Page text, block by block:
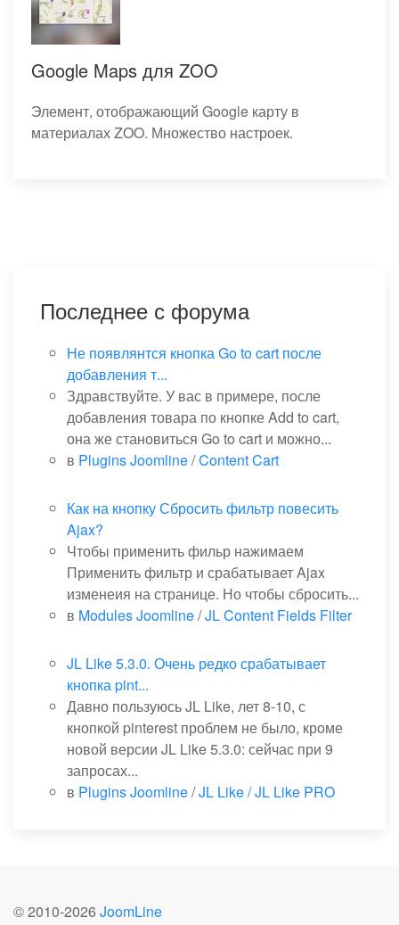
Google Maps для ZOO
Элемент, отображающий Google карту в
материалах ZOO. Множество настроек.
Последнее с форума
Не появлянтся кнопка Go to cart после
добавления т...
Здравствуйте. У вас в примере, после
добавления товара по кнопке Add to cart,
она же становиться Go to cart и можно...
в Plugins Joomline/Content Cart
Как на кнопку Сбросить фильтр повесить
Ajax?
Чтобы применить фильр нажимаем
Применить фильтр и срабатывает Ajax
изменеия на странице. Но чтобы сбросить...
в Modules Joomline/JL Content Fields Filter
JL Like 5.3.0. Очень редко срабатывает
кнопка pint...
Давно пользуюсь JL Like, лет 8-10, с
кнопкой pinterest проблем не было, кроме
новой версии JL Like 5.3.0: сейчас при 9
запросах...
в Plugins Joomline/JL Like / JL Like PRO
© 2010-2026 JoomLine